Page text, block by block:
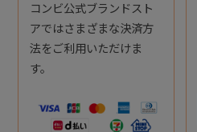
コンビ公式ブランドスト
アではさまざまな決済方
法をご利用いただけま
す。